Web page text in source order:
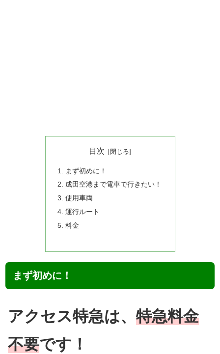
目次
まず初めに！
成田空港まで電車で行きたい！
使用車両
運行ルート
料金
まず初めに！
アクセス特急は、 特急料金
不要です！